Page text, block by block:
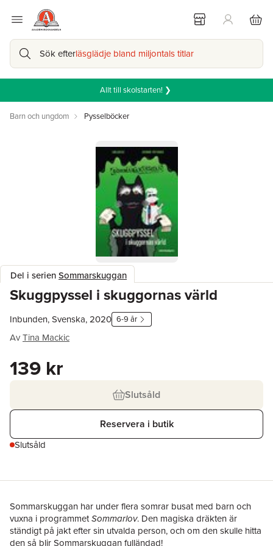
Sök efterläsglädje bland miljontals titlar
Allt till skolstarten! ❯
Barn och ungdom Pysselböcker
Del i serienSommarskuggan
Skuggpyssel i skuggornas värld
Inbunden, Svenska, 2020 6-9 år
AvTina Mackic
139 kr
Slutsåld
Reservera i butik
Slutsåld
Sommarskuggan har under flera somrar busat med barn och
vuxna i programmetSommarlov. Den magiska dräkten är
ständigt på jakt efter sin utvalda person, och om den skulle hitta
den så blir Sommarskuggan fulländad!